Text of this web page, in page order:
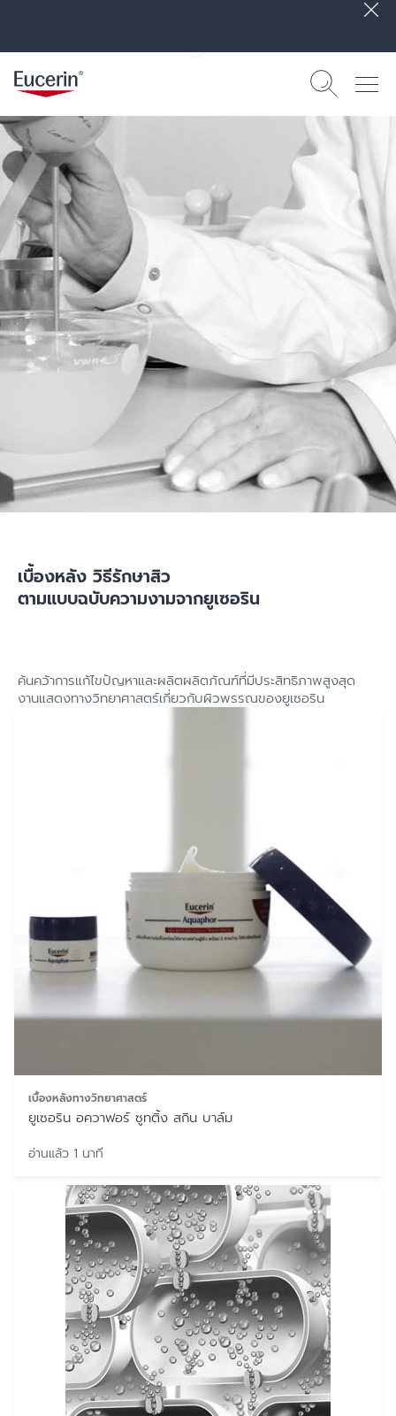
เบื้องหลัง วิธีรักษาสิว
ตามแบบฉบับความงามจากยูเซอริน
ค้นคว้าการแก้ไขปัญหาและผลิตผลิตภัณฑ์ที่มีประสิทธิภาพสูงสุด
งานแสดงทางวิทยาศาสตร์เกี่ยวกับผิวพรรณของยูเซอริน
เบื้องหลังทางวิทยาศาสตร์
ยูเซอริน อควาฟอร์ ซูทติ้ง สกิน บาล์ม
อ่านแล้ว 1 นาที